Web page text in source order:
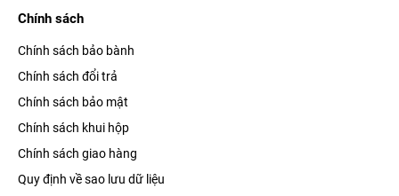
Chính sách
Chính sách bảo bành
Chính sách đổi trả
Chính sách bảo mật
Chính sách khui hộp
Chính sách giao hàng
Quy định về sao lưu dữ liệu